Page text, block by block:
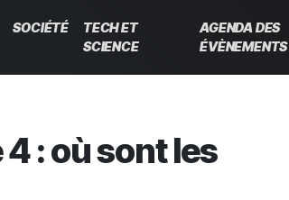
SOCIÉTÉ
TECH ET
SCIENCE
AGENDA DES
ÉVÈNEMENTS
: où sont les